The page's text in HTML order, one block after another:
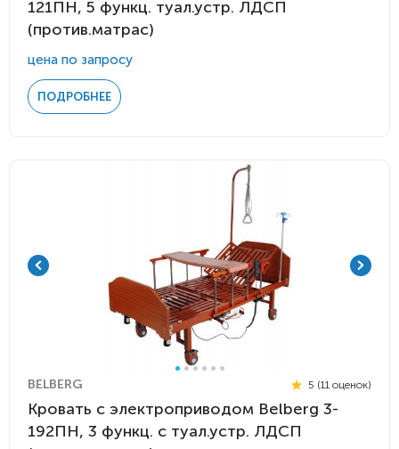
121ПН, 5 функц. туал.устр. ЛДСП
(против.матрас)
цена по запросу
ПОДРОБНЕЕ
BELBERG 5 (11 оценок)
Кровать с электроприводом Belberg 3-
192ПН, 3 функц. с туал.устр. ЛДСП